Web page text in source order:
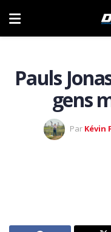
Pauls
gens
Par Kévin